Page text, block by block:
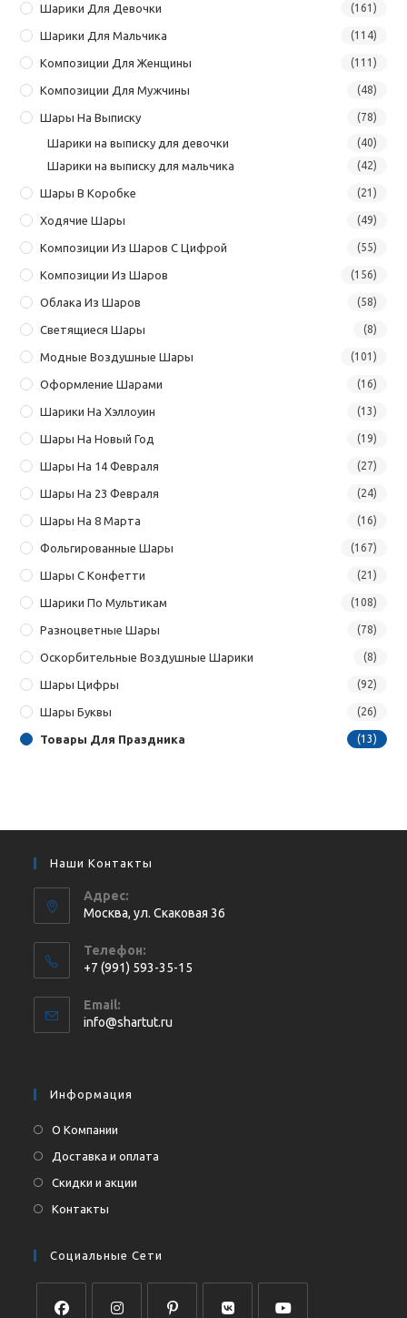
Шарики Для Девочки (161)
Шарики Для Мальчика (114)
Композиции Для Женщины (111)
Композиции Для Мужчины (48)
Шары На Выписку (78)
Шарики на выписку для девочки (40)
Шарики на выписку для мальчика (42)
Шары В Коробке (21)
Ходячие Шары (49)
Композиции Из Шаров С Цифрой (55)
Композиции Из Шаров (156)
Облака Из Шаров (58)
Светящиеся Шары (8)
Модные Воздушные Шары (101)
Оформление Шарами (16)
Шарики На Хэллоуин (13)
Шары На Новый Год (19)
Шары На 14 Февраля (27)
Шары На 23 Февраля (24)
Шары На 8 Марта (16)
Фольгированные Шары (167)
Шары С Конфетти (21)
Шарики По Мультикам (108)
Разноцветные Шары (78)
Оскорбительные Воздушные Шарики (8)
Шары Цифры (92)
Шары Буквы (26)
Товары Для Праздника (13)
Наши Контакты
Адрес:
Москва, ул. Cкаковая 36
Телефон:
+7 (991) 593-35-15
в
вашем
Email:
info@shartut.ru
Информация
О Компании
Доставка и оплата
Скидки и акции
Контакты
Социальные Сети